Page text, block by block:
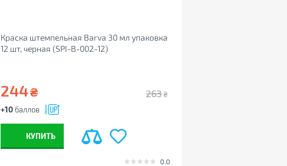
Краска штемпельная Barva 30 мл упаковка
12 шт, черная (SPI-B-002-12)
244₴ 263 ₴
+10 баллов
КУПИТЬ
0.0